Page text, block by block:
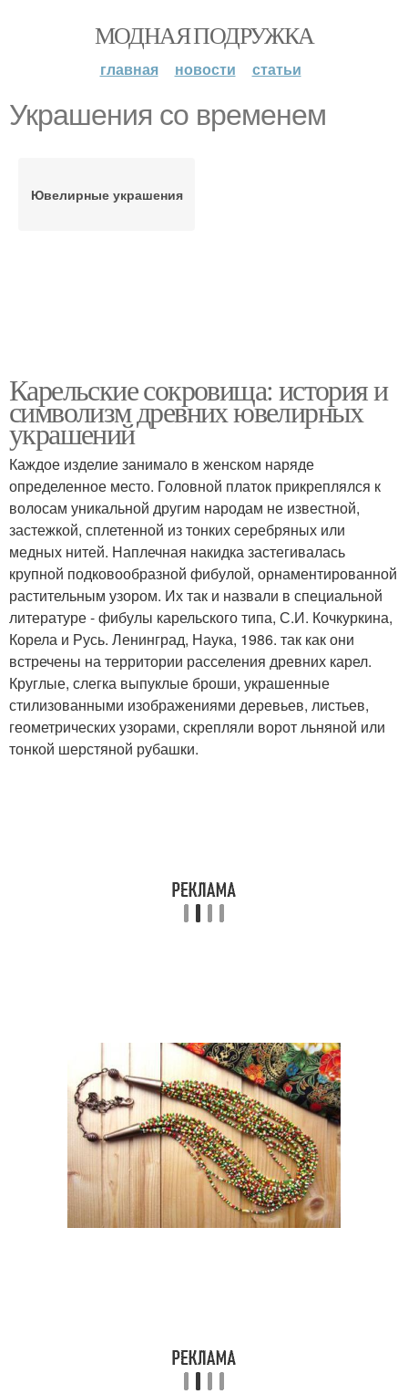
МОДНАЯ ПОДРУЖКА
главная новости статьи
Украшения со временем
Ювелирные украшения
Карельские сокровища: история и
символизм древних ювелирных
украшений
Каждое изделие занимало в женском наряде
определенное место. Головной платок прикреплялся к
волосам уникальной другим народам не известной,
застежкой, сплетенной из тонких серебряных или
медных нитей. Наплечная накидка застегивалась
крупной подковообразной фибулой, орнаментированной
растительным узором. Их так и назвали в специальной
литературе - фибулы карельского типа, С.И. Кочкуркина,
Корела и Русь. Ленинград, Наука, 1986. так как они
встречены на территории расселения древних карел.
Круглые, слегка выпуклые броши, украшенные
стилизованными изображениями деревьев, листьев,
геометрических узорами, скрепляли ворот льняной или
тонкой шерстяной рубашки.